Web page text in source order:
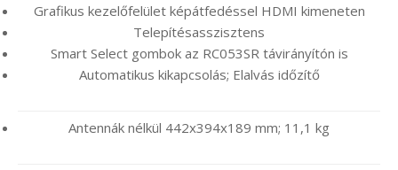
Grafikus kezelőfelület képátfedéssel HDMI kimeneten
Telepítésasszisztens
Smart Select gombok az RC053SR távirányítón is
Automatikus kikapcsolás; Elalvás időzítő
Antennák nélkül 442x394x189 mm; 11,1 kg